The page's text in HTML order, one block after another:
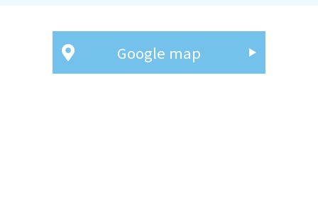
Google map